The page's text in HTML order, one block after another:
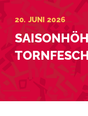
20. JUNI 2026